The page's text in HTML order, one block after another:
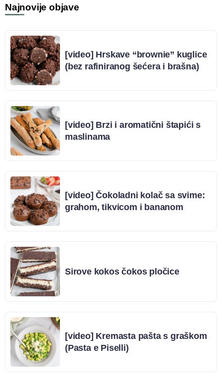
Najnovije objave
[video] Hrskave “brownie” kuglice
(bez rafiniranog šećera i brašna)
[video] Brzi i aromatični štapići s
maslinama
[video] Čokoladni kolač sa svime:
grahom, tikvicom i bananom
Sirove kokos čokos pločice
[video] Kremasta pašta s graškom
(Pasta e Piselli)